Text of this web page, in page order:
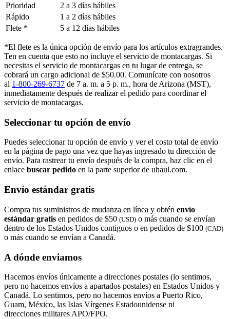
Prioridad
2 a 3 días hábiles
Rápido
1 a 2 días hábiles
Flete *
5 a 12 días hábiles
*El flete es la única opción de envío para los artículos extragrandes.
Ten en cuenta que esto no incluye el servicio de montacargas. Si
necesitas el servicio de montacargas en tu lugar de entrega, se
cobrará un cargo adicional de $50.00. Comunícate con nosotros
al 1-800-269-6737 de 7 a. m. a 5 p. m., hora de Arizona (MST),
inmediatamente después de realizar el pedido para coordinar el
servicio de montacargas.
Seleccionar tu opción de envío
Puedes seleccionar tu opción de envío y ver el costo total de envío
en la página de pago una vez que hayas ingresado tu dirección de
envío. Para rastrear tu envío después de la compra, haz clic en el
enlace buscar pedido​​​​​​​ en la parte superior de uhaul.com.
Envío estándar gratis
Compra tus suministros de mudanza en línea y obtén envío
estándar gratis en pedidos de $50 (USD) o más cuando se envían
dentro de los Estados Unidos contiguos o en pedidos de $100 (CAD)
o más cuando se envían a Canadá.
A dónde enviamos
Hacemos envíos únicamente a direcciones postales (lo sentimos,
pero no hacemos envíos a apartados postales) en Estados Unidos y
Canadá. Lo sentimos, pero no hacemos envíos a Puerto Rico,
Guam, México, las Islas Vírgenes Estadounidense ni
direcciones militares APO/FPO.